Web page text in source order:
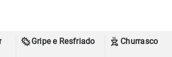
Gripe e Resfriado Churrasco